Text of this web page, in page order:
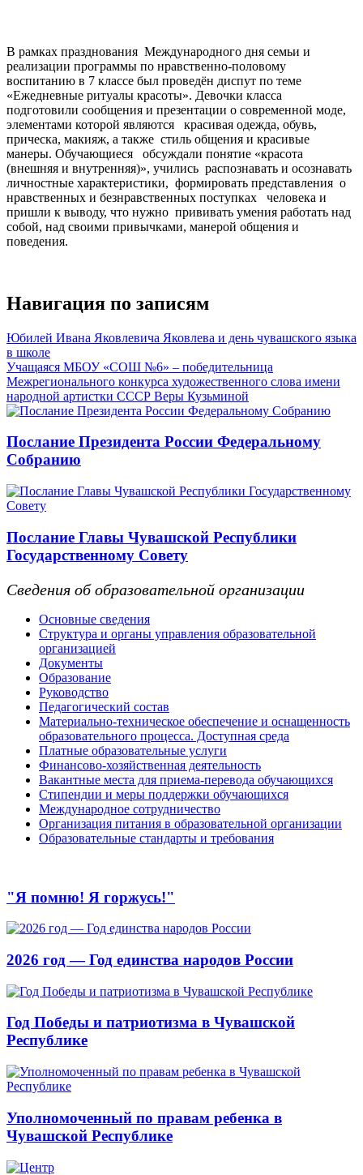
В рамках празднования Международного дня семьи и
реализации программы по нравственно-половому
воспитанию в 7 классе был проведён диспут по теме
«Ежедневные ритуалы красоты». Девочки класса
подготовили сообщения и презентации о современной моде,
элементами которой являются красивая одежда, обувь,
прическа, макияж, а также стиль общения и красивые
манеры. Обучающиеся обсуждали понятие «красота
(внешняя и внутренняя)», учились распознавать и осознавать
личностные характеристики, формировать представления о
нравственных и безнравственных поступках человека и
пришли к выводу, что нужно прививать умения работать над
собой, над своими привычками, манерой общения и
поведения.
Навигация по записям
Юбилей Ивана Яковлевича Яковлева и день чувашского языка
в школе
Учащаяся МБОУ «СОШ №6» – победительница
Межрегионального конкурса художественного слова имени
народной артистки СССР Веры Кузьминой
Послание Президента России Федеральному
Собранию
Послание Главы Чувашской Республики
Государственному Совету
Сведения об образовательной организации
Основные сведения
Структура и органы управления образовательной
организацией
Документы
Образование
Руководство
Педагогический состав
Материально-техническое обеспечение и оснащенность
образовательного процесса. Доступная среда
Платные образовательные услуги
Финансово-хозяйственная деятельность
Вакантные места для приема-перевода обучающихся
Стипендии и меры поддержки обучающихся
Международное сотрудничество
Организация питания в образовательной организации
Образовательные стандарты и требования
"Я помню! Я горжусь!"
2026 год — Год единства народов России
Год Победы и патриотизма в Чувашской
Республике
Уполномоченный по правам ребенка в
Чувашской Республике